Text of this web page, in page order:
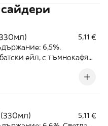
5,11 €
6,5%.
ейл, с тъмнокафяв
5,11 €